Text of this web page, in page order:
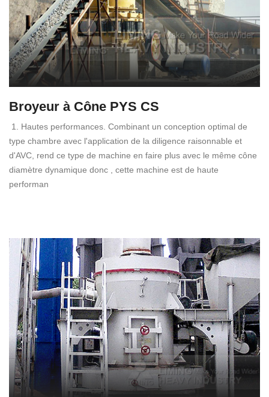
Broyeur à Cône PYS CS
1. Hautes performances. Combinant un conception optimal de
type chambre avec l'application de la diligence raisonnable et
d'AVC, rend ce type de machine en faire plus avec le même cône
diamètre dynamique donc , cette machine est de haute
performan